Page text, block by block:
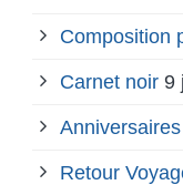
Composition
Carnet noir 9
Retour